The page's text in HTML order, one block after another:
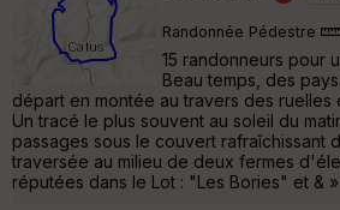
Randonnée Pédestre
15 randonneurs pour
Beau temps, des
départ en montée au travers des ruelles
Un tracé le plus souvent au soleil du
passages sous le couvert rafraîchissant
traversée au milieu de deux fermes
réputées dans le Lot : "Les Bories" et & »